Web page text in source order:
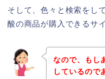
そして、色々と検索をし
酸の商品が購入できるサ
なので、もし
しているので